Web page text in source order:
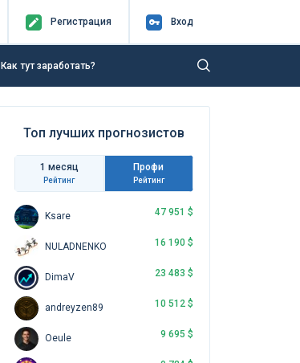
Регистрация Вход
Как тут заработать?
Топ лучших прогнозистов
1 месяц
Рейтинг
Профи
Рейтинг
Ksare 47 951 $
NULADNENKO 16 190 $
DimaV 23 483 $
andreyzen89 10 512 $
Oeule 9 695 $